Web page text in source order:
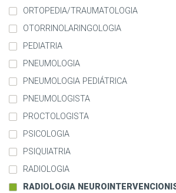
ORTOPEDIA/TRAUMATOLOGIA
OTORRINOLARINGOLOGIA
PEDIATRIA
PNEUMOLOGIA
PNEUMOLOGIA PEDIÁTRICA
PNEUMOLOGISTA
PROCTOLOGISTA
PSICOLOGIA
PSIQUIATRIA
RADIOLOGIA
RADIOLOGIA